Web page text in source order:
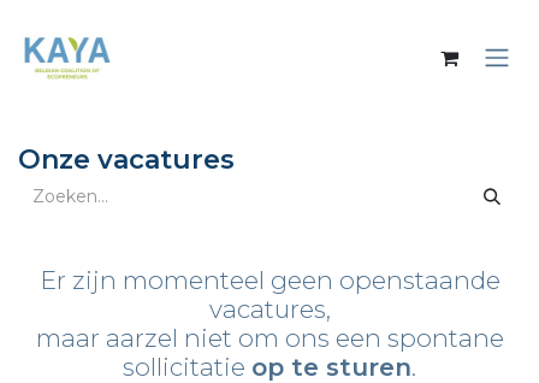
Onze vacatures
Er zijn momenteel geen openstaande
vacatures,
maar aarzel niet om ons een spontane
sollicitatie op te sturen.